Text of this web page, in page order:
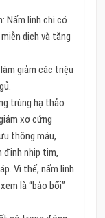
Nấm linh chi có
dịch và tăng
giảm các triệu
trùng hạ thảo
xơ cứng
thông máu,
nhịp tim,
Vì thế, nấm linh
là “bảo bối”